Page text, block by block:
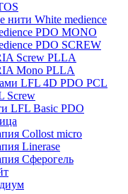
нити White medience
PDO MONO
PDO SCREW
Screw PLLA
Mono PLLA
LFL 4D PDO PCL
Screw
LFL Basic PDO
Collost micro
Linerase
Сферогель